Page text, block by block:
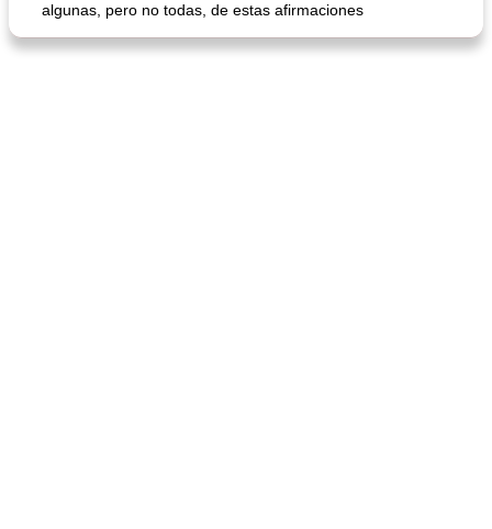
algunas, pero no todas, de estas afirmaciones